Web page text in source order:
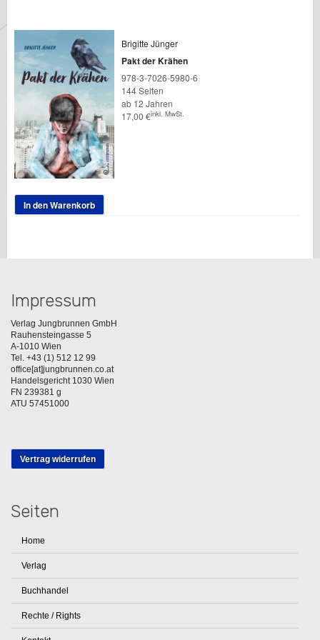
Brigitte Jünger
Pakt der Krähen
978-3-7026-5980-6
144 Seiten
ab 12 Jahren
17,00 €inkl. MwSt.
In den Warenkorb
Impressum
Verlag Jungbrunnen GmbH
Rauhensteingasse 5
A-1010 Wien
Tel. +43 (1) 512 12 99
office[at]jungbrunnen.co.at
Handelsgericht 1030 Wien
FN 239381 g
ATU 57451000
Vertrag widerrufen
Seiten
Home
Verlag
Buchhandel
Rechte / Rights